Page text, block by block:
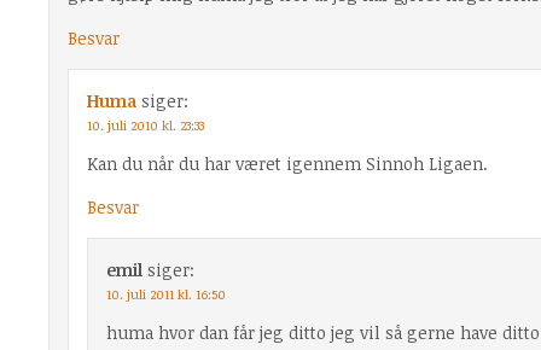
Besvar
Huma siger:
10. juli 2010 kl. 23:33
Kan du når du har været igennem Sinnoh Ligaen.
Besvar
emil siger:
10. juli 2011 kl. 16:50
huma hvor dan får jeg ditto jeg vil så gerne have ditto